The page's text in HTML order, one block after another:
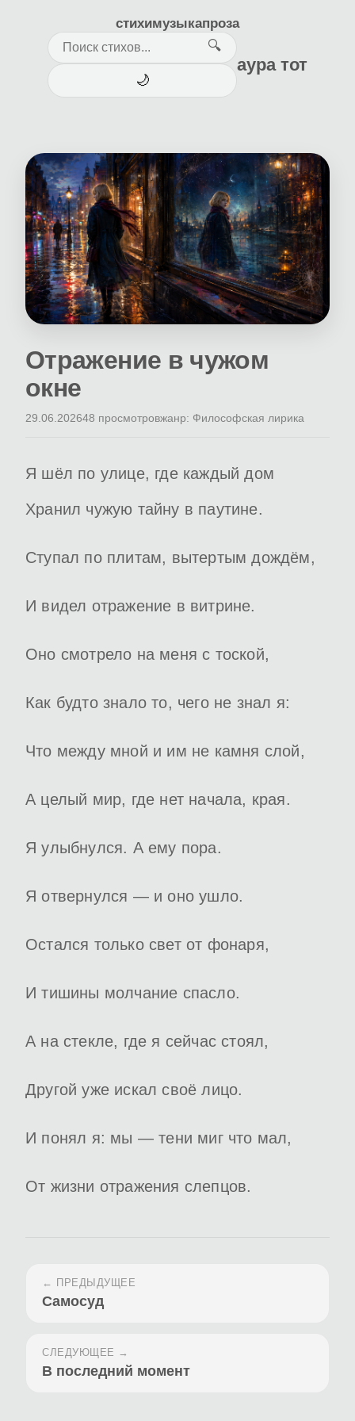
стихимузыкапроза
🔍
🌙
аура тот
Отражение в чужом
окне
29.06.202648 просмотровжанр: Философская лирика
Я шёл по улице, где каждый дом
Хранил чужую тайну в паутине.
Ступал по плитам, вытертым дождём,
И видел отражение в витрине.
Оно смотрело на меня с тоской,
Как будто знало то, чего не знал я:
Что между мной и им не камня слой,
А целый мир, где нет начала, края.
Я улыбнулся. А ему пора.
Я отвернулся — и оно ушло.
Остался только свет от фонаря,
И тишины молчание спасло.
А на стекле, где я сейчас стоял,
Другой уже искал своё лицо.
И понял я: мы — тени миг что мал,
От жизни отражения слепцов.
← ПРЕДЫДУЩЕЕ
Самосуд
СЛЕДУЮЩЕЕ →
В последний момент